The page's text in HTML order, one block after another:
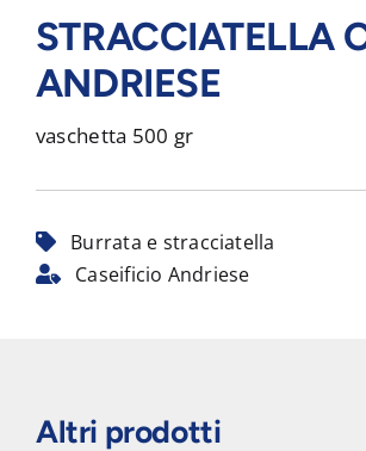
STRACCIATELLA
ANDRIESE
vaschetta 500 gr
Burrata e stracciatella
Caseificio Andriese
Altri prodotti